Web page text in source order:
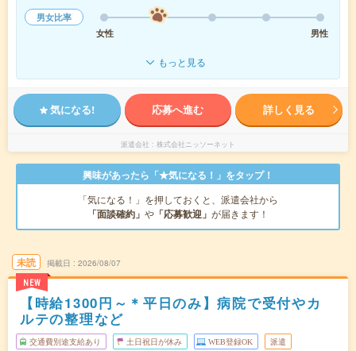
男女比率
女性
男性
もっと見る
気になる! 応募へ進む 詳しく見る
派遣会社 株式会社ニッソーネット
興味があったら「★気になる！」をタップ！
「気になる！」を押しておくと、派遣会社から
「面談確約」 や 「応募歓迎」 が届きます！
未読
NEW
掲載日 2026/08/07
【時給1300円～＊平日のみ】病院で受付やカ
ルテの整理など
交通費別途支給あり 土日祝日が休み WEB登録OK 派遣